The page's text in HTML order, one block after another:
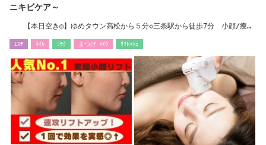
ニキビケア～
【本日空き◎】ゆめタウン高松から５分◇三条駅から徒歩7分 小顔/痩
ｴｽﾃ ﾈｲﾙ ﾘﾗｸ まつげ･ﾒｲｸ ﾘﾌﾚｯｼｭ